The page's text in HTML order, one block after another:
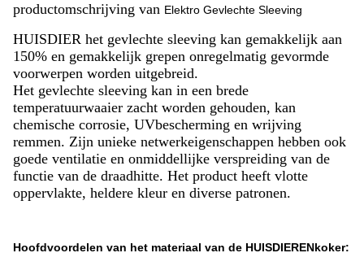
productomschrijving van Elektro Gevlechte Sleeving
HUISDIER het gevlechte sleeving kan gemakkelijk aan
150% en gemakkelijk grepen onregelmatig gevormde
voorwerpen worden uitgebreid.
Het gevlechte sleeving kan in een brede
temperatuurwaaier zacht worden gehouden, kan
chemische corrosie, UVbescherming en wrijving
remmen. Zijn unieke netwerkeigenschappen hebben ook
goede ventilatie en onmiddellijke verspreiding van de
functie van de draadhitte. Het product heeft vlotte
oppervlakte, heldere kleur en diverse patronen.
Hoofdvoordelen van het materiaal van de HUISDIERENkoker: